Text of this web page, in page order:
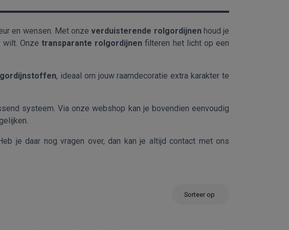
en wensen. Met onzeverduisterende rolgordijnen houd je
Onze transparante rolgordijnen filteren het licht op een
, ideaal om jouw raamdecoratie extra karakter te
systeem. Via onze webshop kan je bovendien eenvoudig
je daar nog vragen over, dan kan je altijd contact met ons
Sorteer op